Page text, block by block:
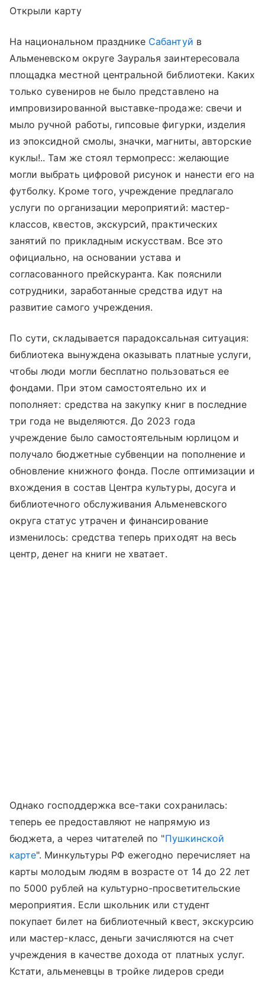
Открыли карту
На национальном празднике Сабантуй в
Альменевском округе Зауралья заинтересовала
площадка местной центральной библиотеки. Каких
только сувениров не было представлено на
импровизированной выставке-продаже: свечи и
мыло ручной работы, гипсовые фигурки, изделия
из эпоксидной смолы, значки, магниты, авторские
куклы!.. Там же стоял термопресс: желающие
могли выбрать цифровой рисунок и нанести его на
футболку. Кроме того, учреждение предлагало
услуги по организации мероприятий: мастер-
классов, квестов, экскурсий, практических
занятий по прикладным искусствам. Все это
официально, на основании устава и
согласованного прейскуранта. Как пояснили
сотрудники, заработанные средства идут на
развитие самого учреждения.
По сути, складывается парадоксальная ситуация:
библиотека вынуждена оказывать платные услуги,
чтобы люди могли бесплатно пользоваться ее
фондами. При этом самостоятельно их и
пополняет: средства на закупку книг в последние
три года не выделяются. До 2023 года
учреждение было самостоятельным юрлицом и
получало бюджетные субвенции на пополнение и
обновление книжного фонда. После оптимизации и
вхождения в состав Центра культуры, досуга и
библиотечного обслуживания Альменевского
округа статус утрачен и финансирование
изменилось: средства теперь приходят на весь
центр, денег на книги не хватает.
Однако господдержка все-таки сохранилась:
теперь ее предоставляют не напрямую из
бюджета, а через читателей по "Пушкинской
карте". Минкультуры РФ ежегодно перечисляет на
карты молодым людям в возрасте от 14 до 22 лет
по 5000 рублей на культурно-просветительские
мероприятия. Если школьник или студент
покупает билет на библиотечный квест, экскурсию
или мастер-класс, деньги зачисляются на счет
учреждения в качестве дохода от платных услуг.
Кстати, альменевцы в тройке лидеров среди